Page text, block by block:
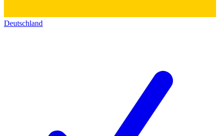
Deutschland